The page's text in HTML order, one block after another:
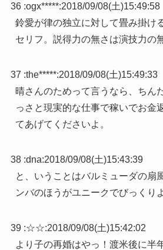
36 :ogx*****:2018/09/08(土)15:49:58
鈴愛が律の独立に対して畳み掛け
セリフ。説得力の無さは演技力の
37 :the*****:2018/09/08(土)15:49:33
晴さんのためって言うなら、ちん
っさと現実的な仕事で稼いでお金
てあげてくださいよ。
38 :dna:2018/09/08(土)15:43:39
と、いうことはバルミューダの扇
ンバのほうがユニークでびっくりよ
39 :☆☆:2018/09/08(土)15:42:02
より子の再婚はやっ！渡米後に半